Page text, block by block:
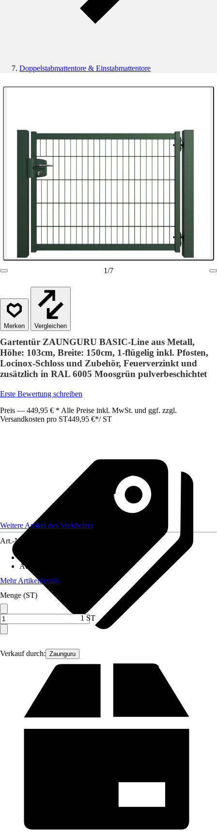
Doppelstabmattentore & Einstabmattentore
1/7
Vergleichen
Gartentür ZAUNGURU BASIC-Line aus Metall,
Höhe: 103cm, Breite: 150cm, 1-flügelig inkl. Pfosten,
Locinox-Schloss und Zubehör, Feuerverzinkt und
zusätzlich in RAL 6005 Moosgrün pulverbeschichtet
Erste Bewertung schreiben
Preis — 449,95 € * Alle Preise inkl. MwSt. und ggf. zzgl.
Versandkosten pro ST449,95 €*/ ST
Verkauf durch: Zaunguru
Weitere Artikel des Verkäufers
Art.-Nr.
Ausführung
Mehr Artikeldetails
Menge (ST)
1 ST